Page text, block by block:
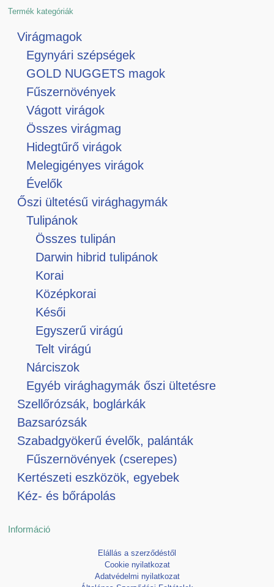
Termék kategóriák
Virágmagok
Egynyári szépségek
GOLD NUGGETS magok
Fűszernövények
Vágott virágok
Összes virágmag
Hidegtűrő virágok
Melegigényes virágok
Évelők
Őszi ültetésű virághagymák
Tulipánok
Összes tulipán
Darwin hibrid tulipánok
Korai
Középkorai
Késői
Egyszerű virágú
Telt virágú
Nárciszok
Egyéb virághagymák őszi ültetésre
Szellőrózsák, boglárkák
Bazsarózsák
Szabadgyökerű évelők, palánták
Fűszernövények (cserepes)
Kertészeti eszközök, egyebek
Kéz- és bőrápolás
Információ
Elállás a szerződéstől
Cookie nyilatkozat
Adatvédelmi nyilatkozat